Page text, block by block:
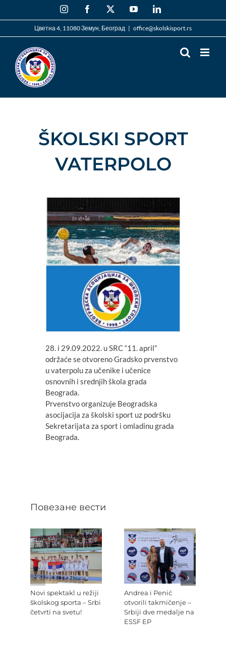
InstagramFacebook YouTubeLinkedIn
Цветна 4, 11080 Земун, Београд | office@skolskisport.rs
ŠKOLSKI SPORT
VATERPOLO
28. i 29.09.2022. u SRC “11. april”
održaće se otvoreno Gradsko prvenstvo
u vaterpolu za učenike i učenice
osnovnih i srednjih škola grada
Beograda.
Prvenstvo organizuje Beogradska
asocijacija za školski sport uz podršku
Sekretarijata za sport i omladinu grada
Beograda.
Повезане вести
Novi spektakl u režiji
školskog sporta – Srbi
četvrti na svetu!
Andrea i Penić
otvorili takmičenje –
Srbiji dve medalje na
ESSF EP